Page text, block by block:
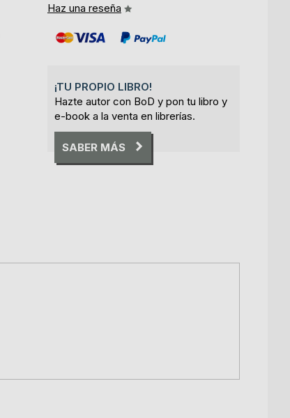
Haz una reseña
¡TU PROPIO LIBRO!
Hazte autor con BoD y pon tu libro y
e-book a la venta en librerías.
SABER MÁS